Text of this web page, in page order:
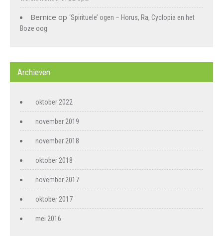
Bernice op ‘Spirituele’ ogen – Horus, Ra, Cyclopia en het
Boze oog
Archieven
oktober 2022
november 2019
november 2018
oktober 2018
november 2017
oktober 2017
mei 2016